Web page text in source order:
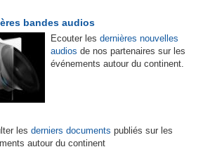
bandes audios
Ecouter les dernières nouvelles
audios de nos partenaires sur les
événements autour du continent.
les derniers documents publiés sur les
autour du continent